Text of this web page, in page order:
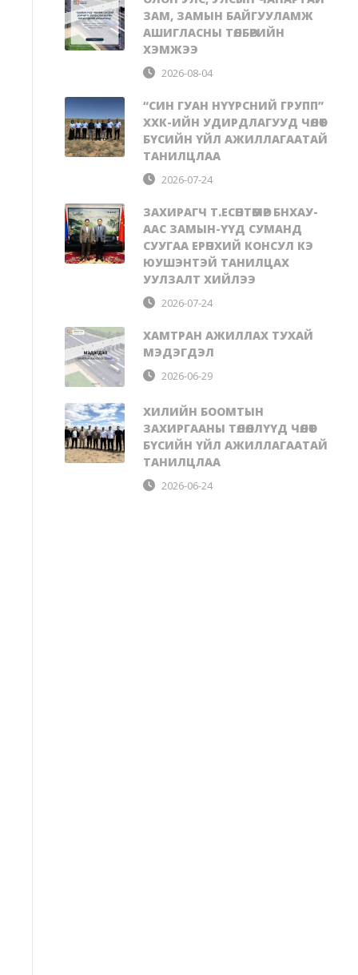
ЗАМ, ЗАМЫН БАЙГУУЛАМЖ
АШИГЛАСНЫ ТӨЛБӨРИЙН
ХЭМЖЭЭ
2026-08-04
“СИН ГУАН НҮҮРСНИЙ ГРУПП”
ХХК-ИЙН УДИРДЛАГУУД ЧӨЛӨӨТ
БҮСИЙН ҮЙЛ АЖИЛЛАГААТАЙ
ТАНИЛЦЛАА
2026-07-24
ЗАХИРАГЧ Т.ЕСӨНТӨМӨР БНХАУ-
ААС ЗАМЫН-ҮҮД СУМАНД
СУУГАА ЕРӨНХИЙ КОНСУЛ КЭ
ЮУШЭНТЭЙ ТАНИЛЦАХ
УУЛЗАЛТ ХИЙЛЭЭ
2026-07-24
ХАМТРАН АЖИЛЛАХ ТУХАЙ
МЭДЭГДЭЛ
2026-06-29
ХИЛИЙН БООМТЫН
ЗАХИРГААНЫ ТӨЛӨӨЛЛҮҮД ЧӨЛӨӨТ
БҮСИЙН ҮЙЛ АЖИЛЛАГААТАЙ
ТАНИЛЦЛАА
2026-06-24